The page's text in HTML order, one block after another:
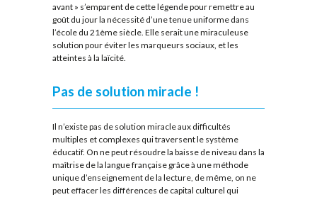
avant » s’emparent de cette légende pour remettre au
goût du jour la nécessité d’une tenue uniforme dans
l’école du 21ème siècle. Elle serait une miraculeuse
solution pour éviter les marqueurs sociaux, et les
atteintes à la laïcité.
Pas de solution miracle !
Il n’existe pas de solution miracle aux difficultés
multiples et complexes qui traversent le système
éducatif. On ne peut résoudre la baisse de niveau dans la
maîtrise de la langue française grâce à une méthode
unique d’enseignement de la lecture, de même, on ne
peut effacer les différences de capital culturel qui